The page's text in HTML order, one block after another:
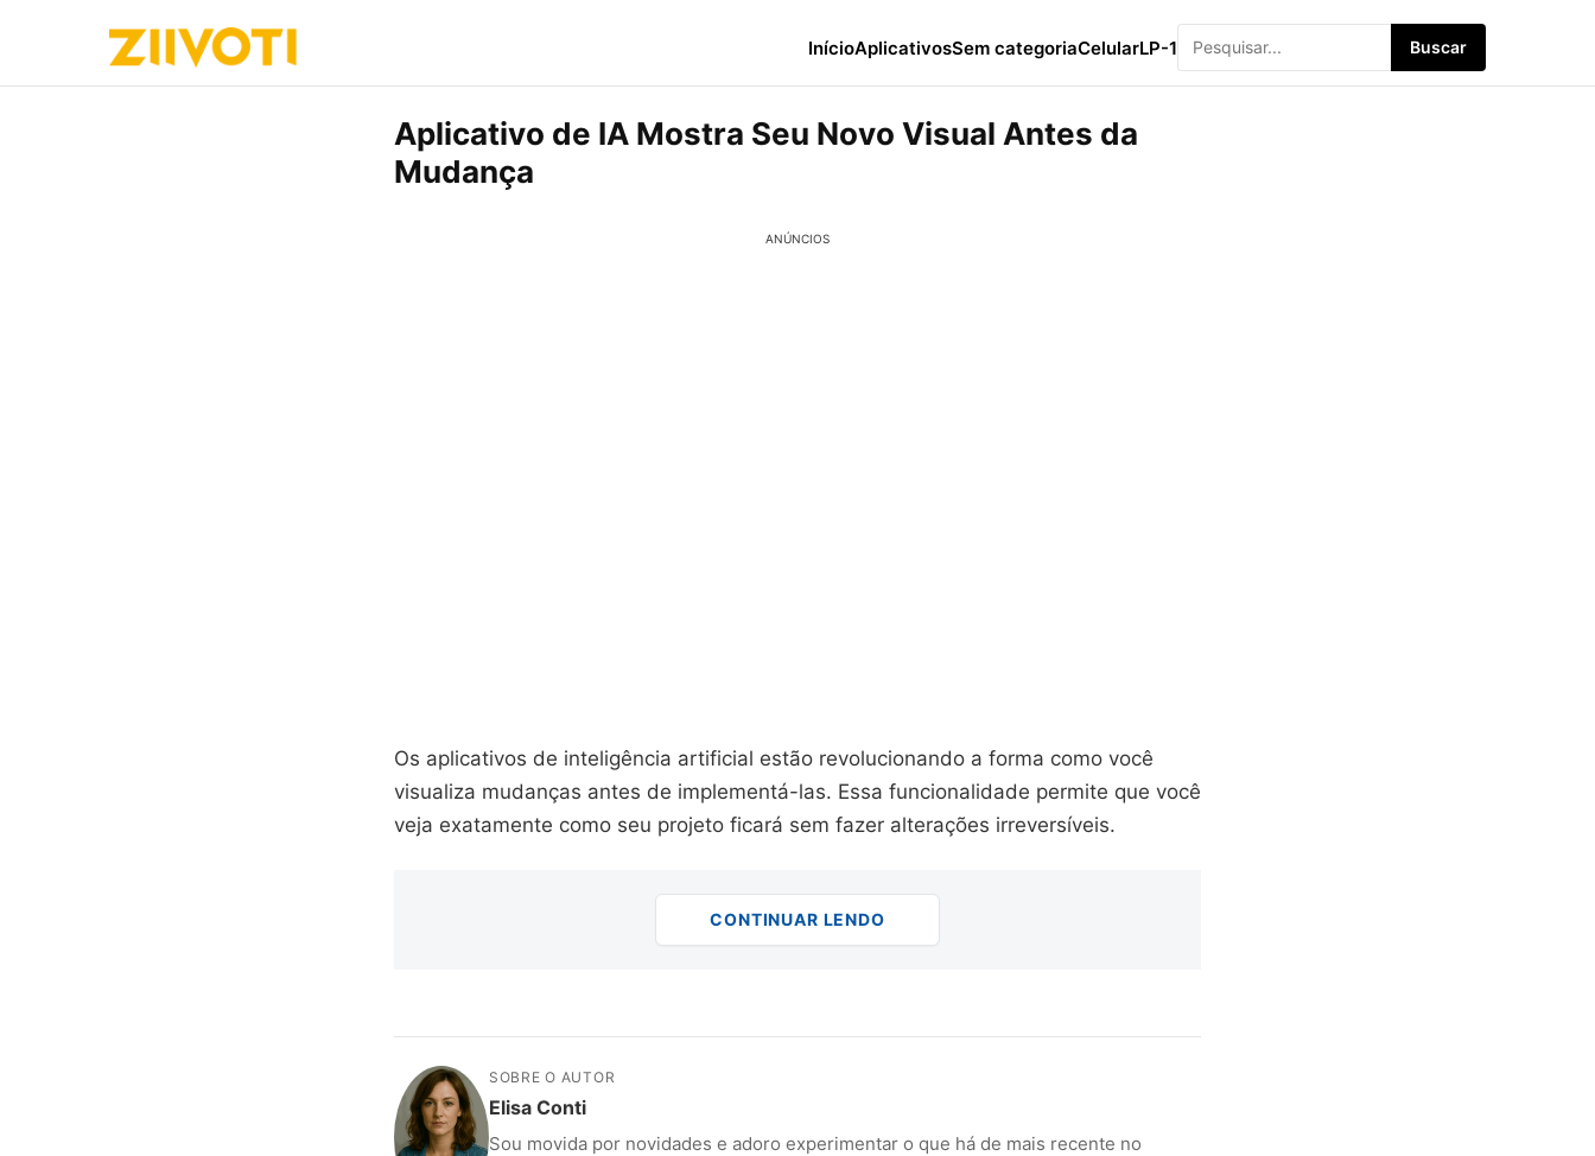
InícioAplicativosSem categoriaCelularLP-1 Buscar
Aplicativo de IA Mostra Seu Novo Visual Antes da
Mudança
ANÚNCIOS
Os aplicativos de inteligência artificial estão revolucionando a forma como você
visualiza mudanças antes de implementá-las. Essa funcionalidade permite que você
veja exatamente como seu projeto ficará sem fazer alterações irreversíveis.
CONTINUAR LENDO
SOBRE O AUTOR
Elisa Conti
Sou movida por novidades e adoro experimentar o que há de mais recente no